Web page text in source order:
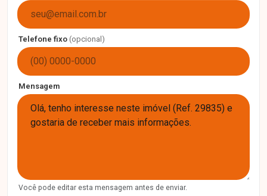
Telefone fixo (opcional)
Mensagem
Você pode editar esta mensagem antes de enviar.